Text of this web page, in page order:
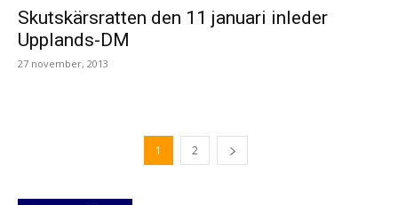
Skutskärsratten den 11 januari inleder
Upplands-DM
27 november, 2013
1 2